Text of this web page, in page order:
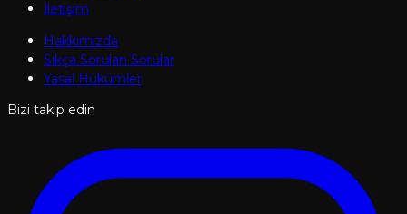
İletişim
Hakkımızda
Sıkça Sorulan Sorular
Yasal Hükümler
Bizi takip edin